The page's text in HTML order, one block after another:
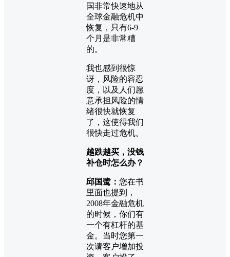
国非常快速地从
全球金融危机中
恢复，只有6-9
个月是非常糟
的。
我也感到很惊
讶，风险的容忍
度，以及人们愿
意承担风险的情
绪很快就恢复
了，这使得我们
很快走过危机。
越跌越买，没钱
补仓时怎么办？
邱国鹭： 您在书
里面也提到，
2008年金融危机
的时候，你们有
一个有杠杆的基
金。当时您第一
次请客户增加投